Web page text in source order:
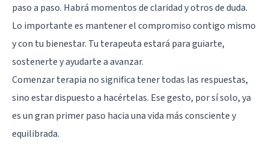
paso a paso. Habrá momentos de claridad y otros de duda.
Lo importante es mantener el compromiso contigo mismo
y con tu bienestar. Tu terapeuta estará para guiarte,
sostenerte y ayudarte a avanzar.
Comenzar terapia no significa tener todas las respuestas,
sino estar dispuesto a hacértelas. Ese gesto, por sí solo, ya
es un gran primer paso hacia una vida más consciente y
equilibrada.